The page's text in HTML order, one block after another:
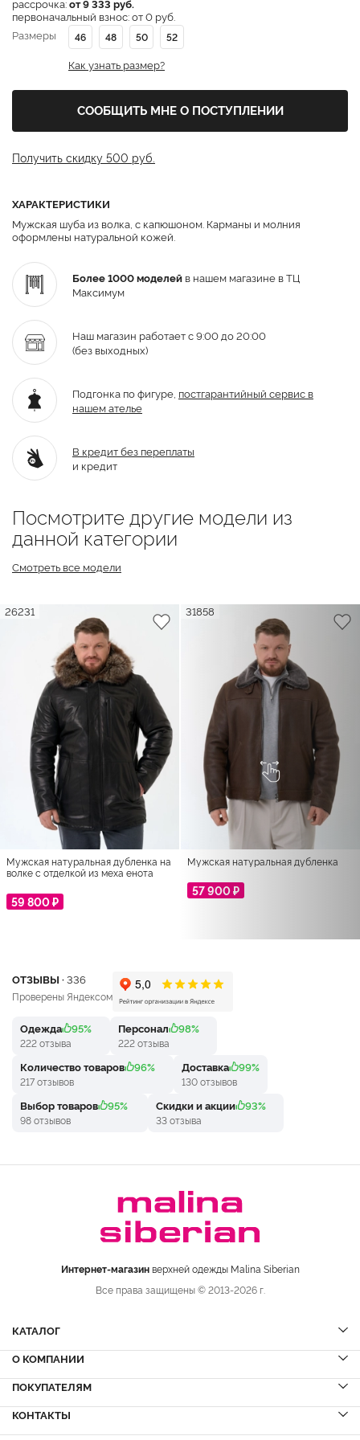
рассрочка:от 9 333 руб.
первоначальный взнос: от 0 руб.
Размеры
46 48 50 52
Как узнать размер?
СООБЩИТЬ МНЕ О ПОСТУПЛЕНИИ
Получить скидку 500 руб.
ХАРАКТЕРИСТИКИ
Мужская шуба из волка, с капюшоном. Карманы и молния
оформлены натуральной кожей.
Более 1000 моделей в нашем магазине в ТЦ
Максимум
Наш магазин работает с 9:00 до 20:00
(без выходных)
Подгонка по фигуре, постгарантийный сервис в
нашем ателье
В кредит без переплаты
и кредит
Посмотрите другие модели из
данной категории
Смотреть все модели
26231
Мужская натуральная дубленка на
волке с отделкой из меха енота
59 800 ₽
31858
Мужская натуральная дубленка
57 900 ₽
ОТЗЫВЫ · 336
Проверены Яндексом
Одежда 95%
222 отзыва
Персонал 98%
222 отзыва
Количество товаров 96%
217 отзывов
Доставка 99%
130 отзывов
Выбор товаров 95%
98 отзывов
Скидки и акции 93%
33 отзыва
Интернет-магазинверхней одежды Malina Siberian
Все права защищены © 2013-2026 г.
КАТАЛОГ
Шубы
Шубы из норки
Шубы из куницы
Дубленки
О КОМПАНИИ
Вопрос-ответ
Сервисный центр
ПОКУПАТЕЛЯМ
Акции
КОНТАКТЫ